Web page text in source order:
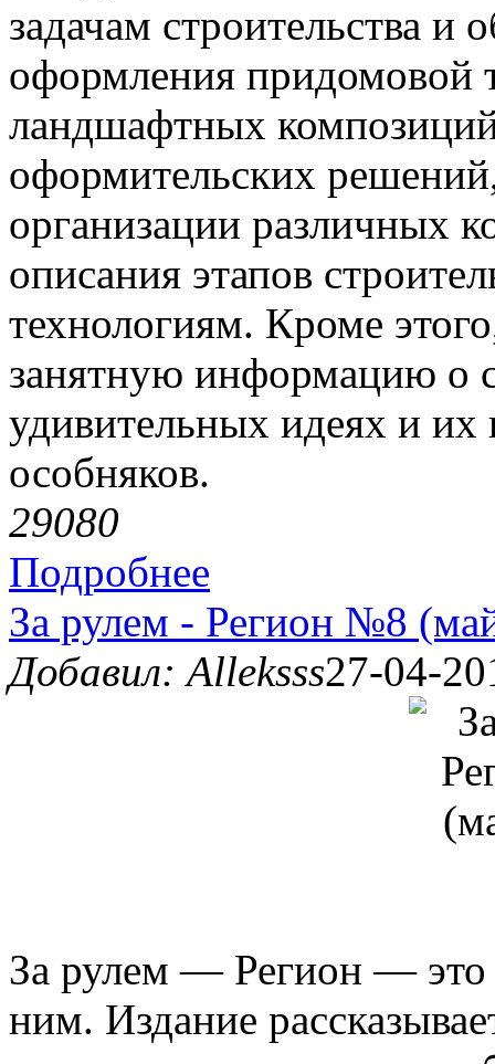
задачам строительства и
оформления придомовой
ландшафтных
оформительских
организации различных
описания этапов
технологиям. Кроме
занятную информацию о
удивительных идеях и
особняков.
29080
Подробнее
За рулем - Регион №8
Добавил: Alleksss27-04-
За рулем — Регион — это
ним. Издание